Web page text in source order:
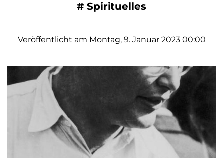
# Spirituelles
Veröffentlicht am Montag, 9. Januar 2023 00:00